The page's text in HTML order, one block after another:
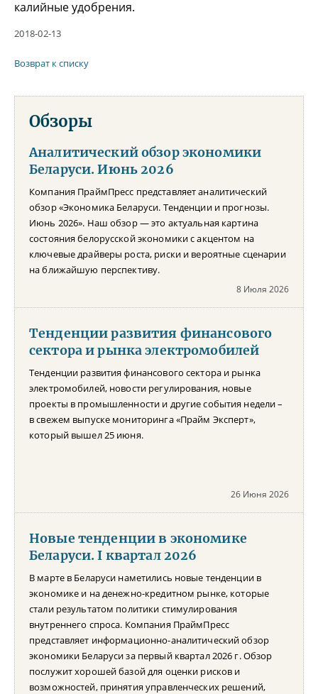
калийные удобрения.
2018-02-13
Возврат к списку
Обзоры
Аналитический обзор экономики
Беларуси. Июнь 2026
Компания ПраймПресс представляет аналитический
обзор «Экономика Беларуси. Тенденции и прогнозы.
Июнь 2026». Наш обзор — это актуальная картина
состояния белорусской экономики с акцентом на
ключевые драйверы роста, риски и вероятные сценарии
на ближайшую перспективу.
8 Июля 2026
Тенденции развития финансового
сектора и рынка электромобилей
Тенденции развития финансового сектора и рынка
электромобилей, новости регулирования, новые
проекты в промышленности и другие события недели –
в свежем выпуске мониторинга «Прайм Эксперт»,
который вышел 25 июня.
26 Июня 2026
Новые тенденции в экономике
Беларуси. I квартал 2026
В марте в Беларуси наметились новые тенденции в
экономике и на денежно-кредитном рынке, которые
стали результатом политики стимулирования
внутреннего спроса. Компания ПраймПресс
представляет информационно-аналитический обзор
экономики Беларуси за первый квартал 2026 г. Обзор
послужит хорошей базой для оценки рисков и
возможностей, принятия управленческих решений,